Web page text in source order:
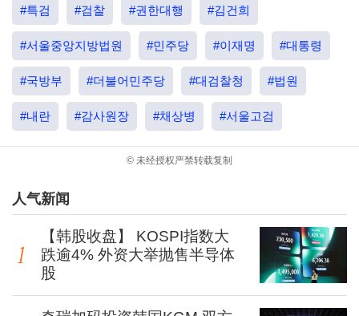
#특검 #검찰 #권한대행 #김건희
#서울중앙지방법원 #민주당 #이재명 #대통령
#국방부 #더불어민주당 #대검찰청 #법원
#내란 #감사원장 #채상병 #서울고검
© 未经授权严禁转载复制
人气新闻
【韩股收盘】 KOSPI指数大
跌逾4% 外资大举抛售半导体
股